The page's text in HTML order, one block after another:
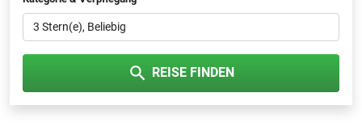
3 Beliebig
REISE FINDEN